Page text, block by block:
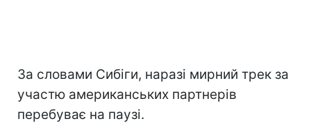
За словами Сибіги, наразі мирний трек за
участю американських партнерів
перебуває на паузі.